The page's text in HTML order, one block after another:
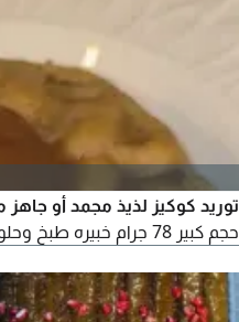
توريد كوكيز لذيذ مجمد أو
حجم كبير 78 جرام خبيره طبخ وحلويات